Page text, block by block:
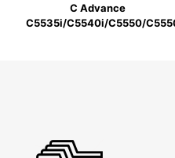
C Advance
C5535i/C5540i/C5550/